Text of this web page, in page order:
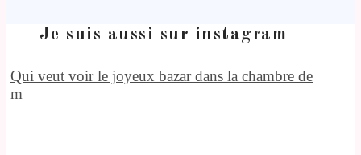
Je suis aussi sur instagram
Qui veut voir le joyeux bazar dans la chambre de
m